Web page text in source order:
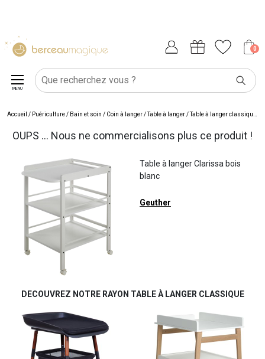
0
MENU
Accueil / Puériculture/ Bain et soin / Coin à langer/Table à langer/Table à langer classique
OUPS ... Nous ne commercialisons plus ce produit !
Table à langer Clarissa bois
blanc
Geuther
DECOUVREZ NOTRE RAYON TABLE À LANGER CLASSIQUE